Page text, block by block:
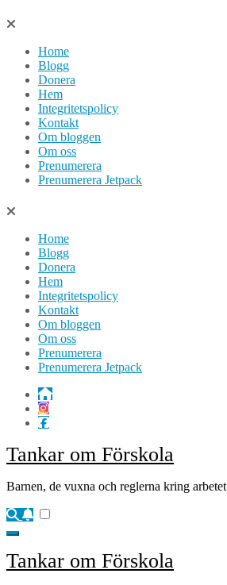
Hoppa
innehållHome
Blogg
Donera
Hem
Integritetspolicy
Kontakt
Om bloggen
Om oss
Prenumerera
Prenumerera Jetpack
Home
Blogg
Donera
Hem
Integritetspolicy
Kontakt
Om bloggen
Om oss
Prenumerera
Prenumerera Jetpack
Tankar om Förskola
Barnen, de vuxna och reglerna kring arbetet
Tankar om Förskola